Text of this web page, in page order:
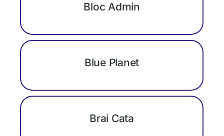
Bloc Admin
Blue Planet
Brai Cata